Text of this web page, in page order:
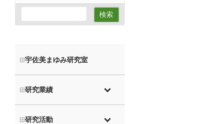
宇佐美まゆみ研究室
研究業績
研究活動